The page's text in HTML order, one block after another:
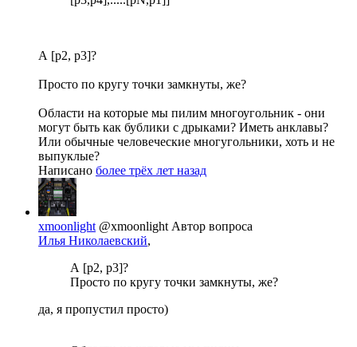
А [p2, p3]?
Просто по кругу точки замкнуты, же?
Области на которые мы пилим многоугольник - они
могут быть как бублики с дрыками? Иметь анклавы?
Или обычные человеческие многугольники, хоть и не
выпуклые?
Написано более трёх лет назад
xmoonlight @xmoonlight Автор вопроса
Илья Николаевский,
А [p2, p3]?
Просто по кругу точки замкнуты, же?
да, я пропустил просто)